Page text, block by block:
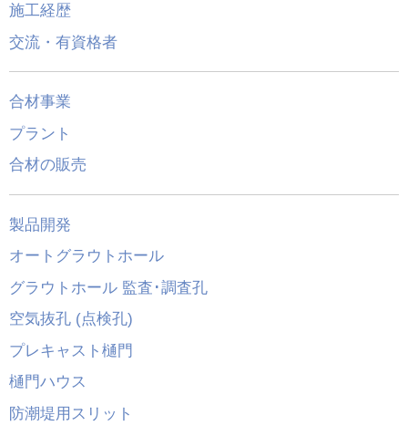
施工経歴
交流・有資格者
合材事業
プラント
合材の販売
製品開発
オートグラウトホール
グラウトホール 監査･調査孔
空気抜孔 (点検孔)
プレキャスト樋門
樋門ハウス
防潮堤用スリット